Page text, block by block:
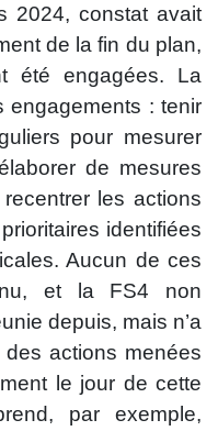
2024, constat avait
de la fin du plan,
été engagées. La
engagements : tenir
pour mesurer
de mesures
les actions
identifiées
Aucun de ces
et la FS4 non
depuis, mais n’a
actions menées
le jour de cette
par exemple,